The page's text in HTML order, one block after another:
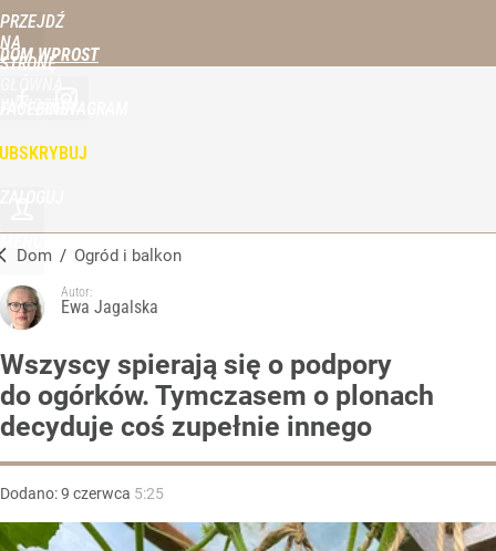
PRZEJDŹ
NA
STRONĘ
DOM WPROST
Dom / Ogród i balkon
Autor:
Ewa Jagalska
Wszyscy spierają się o podpory
do ogórków. Tymczasem o plonach
decyduje coś zupełnie innego
Dodano:9 czerwca 5:25